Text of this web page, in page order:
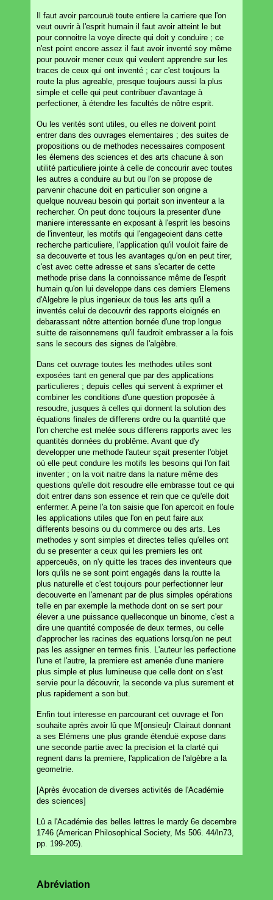
Il faut avoir parcouruë toute entiere la carriere que l'on
veut ouvrir à l'esprit humain il faut avoir atteint le but
pour connoitre la voye directe qui doit y conduire ; ce
n'est point encore assez il faut avoir inventé soy même
pour pouvoir mener ceux qui veulent apprendre sur les
traces de ceux qui ont inventé ; car c'est toujours la
route la plus agreable, presque toujours aussi la plus
simple et celle qui peut contribuer d'avantage à
perfectioner, à étendre les facultés de nôtre esprit.
Ou les verités sont utiles, ou elles ne doivent point
entrer dans des ouvrages elementaires ; des suites de
propositions ou de methodes necessaires composent
les élemens des sciences et des arts chacune à son
utilité particuliere jointe à celle de concourir avec toutes
les autres a conduire au but ou l'on se propose de
parvenir chacune doit en particulier son origine a
quelque nouveau besoin qui portait son inventeur a la
rechercher. On peut donc toujours la presenter d'une
maniere interessante en exposant à l'esprit les besoins
de l'inventeur, les motifs qui l'engageoient dans cette
recherche particuliere, l'application qu'il vouloit faire de
sa decouverte et tous les avantages qu'on en peut tirer,
c'est avec cette adresse et sans s'ecarter de cette
methode prise dans la connoissance même de l'esprit
humain qu'on lui developpe dans ces derniers Elemens
d'Algebre le plus ingenieux de tous les arts qu'il a
inventés celui de decouvrir des rapports eloignés en
debarassant nôtre attention bornée d'une trop longue
suitte de raisonnemens qu'il faudroit embrasser a la fois
sans le secours des signes de l'algèbre.
Dans cet ouvrage toutes les methodes utiles sont
exposées tant en general que par des applications
particulieres ; depuis celles qui servent à exprimer et
combiner les conditions d'une question proposée à
resoudre, jusques à celles qui donnent la solution des
équations finales de differens ordre ou la quantité que
l'on cherche est melée sous differens rapports avec les
quantités données du problême. Avant que d'y
developper une methode l'auteur sçait presenter l'objet
où elle peut conduire les motifs les besoins qui l'on fait
inventer ; on la voit naitre dans la nature même des
questions qu'elle doit resoudre elle embrasse tout ce qui
doit entrer dans son essence et rein que ce qu'elle doit
enfermer. A peine l'a ton saisie que l'on apercoit en foule
les applications utiles que l'on en peut faire aux
differents besoins ou du commerce ou des arts. Les
methodes y sont simples et directes telles qu'elles ont
du se presenter a ceux qui les premiers les ont
apperceuës, on n'y quitte les traces des inventeurs que
lors qu'ils ne se sont point engagés dans la routte la
plus naturelle et c'est toujours pour perfectionner leur
decouverte en l'amenant par de plus simples opérations
telle en par exemple la methode dont on se sert pour
élever a une puissance quelleconque un binome, c'est a
dire une quantité composée de deux termes, ou celle
d'approcher les racines des equations lorsqu'on ne peut
pas les assigner en termes finis. L'auteur les perfectione
l'une et l'autre, la premiere est amenée d'une maniere
plus simple et plus lumineuse que celle dont on s'est
servie pour la découvrir, la seconde va plus surement et
plus rapidement a son but.
Enfin tout interesse en parcourant cet ouvrage et l'on
souhaite après avoir lû que M[onsieu]r Clairaut donnant
a ses Elémens une plus grande étenduë expose dans
une seconde partie avec la precision et la clarté qui
regnent dans la premiere, l'application de l'algèbre a la
geometrie.
[Après évocation de diverses activités de l'Académie
des sciences]
Lû a l'Académie des belles lettres le mardy 6e decembre
1746 (American Philosophical Society, Ms 506. 44/ln73,
pp. 199-205).
Abréviation